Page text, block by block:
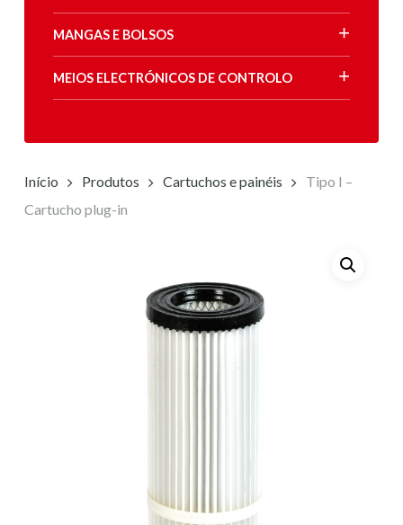
MANGAS E BOLSOS
MEIOS ELECTRÓNICOS DE CONTROLO
Início Produtos Cartuchos e painéis
Tipo I –
Cartucho plug-in